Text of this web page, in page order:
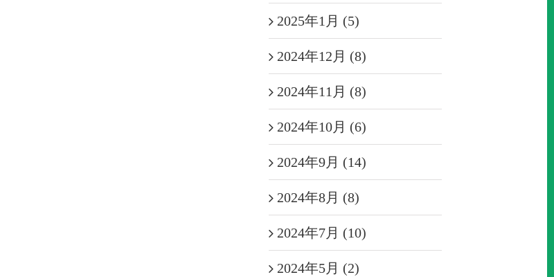
2025年1月 (5)
2024年12月 (8)
2024年11月 (8)
2024年10月 (6)
2024年9月 (14)
2024年8月 (8)
2024年7月 (10)
2024年5月 (2)